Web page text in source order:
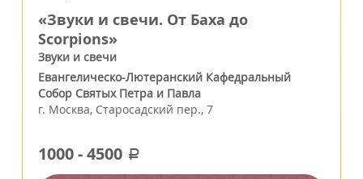
«Звуки и свечи. От Баха до
Scorpions»
Звуки и свечи
Евангелическо-Лютеранский Кафедральный
Собор Святых Петра и Павла
г. Москва, Старосадский пер., 7
1000-4500 a